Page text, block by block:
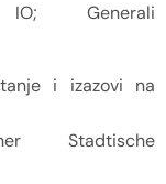
Generali
i izazovi na
Stadtische